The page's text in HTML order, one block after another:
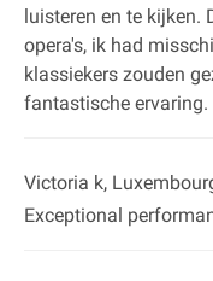
luisteren en te kijken.
opera's, ik had
klassiekers zouden
fantastische ervaring.
Victoria k,
Exceptional